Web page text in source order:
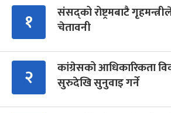
१
संसद्को रोष्ट्रमबाटै
चेतावनी
२
कांग्रेसको आधिकारिकता
सुरुदेखि सुनुवाइ गर्ने